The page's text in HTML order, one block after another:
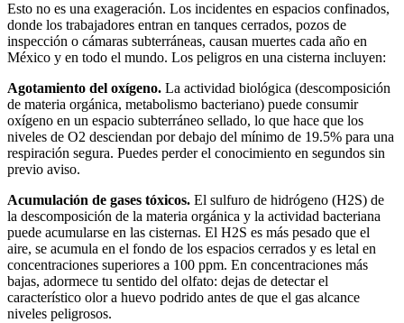
Esto no es una exageración. Los incidentes en espacios confinados,
donde los trabajadores entran en tanques cerrados, pozos de
inspección o cámaras subterráneas, causan muertes cada año en
México y en todo el mundo. Los peligros en una cisterna incluyen:
Agotamiento del oxígeno. La actividad biológica (descomposición
de materia orgánica, metabolismo bacteriano) puede consumir
oxígeno en un espacio subterráneo sellado, lo que hace que los
niveles de O2 desciendan por debajo del mínimo de 19.5% para una
respiración segura. Puedes perder el conocimiento en segundos sin
previo aviso.
Acumulación de gases tóxicos. El sulfuro de hidrógeno (H2S) de
la descomposición de la materia orgánica y la actividad bacteriana
puede acumularse en las cisternas. El H2S es más pesado que el
aire, se acumula en el fondo de los espacios cerrados y es letal en
concentraciones superiores a 100 ppm. En concentraciones más
bajas, adormece tu sentido del olfato: dejas de detectar el
característico olor a huevo podrido antes de que el gas alcance
niveles peligrosos.